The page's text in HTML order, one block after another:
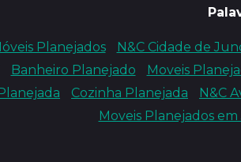
Planejados N&C Cidade de
Banheiro Planejado Moveis
Cozinha Planejada N&C
Moveis Planejados